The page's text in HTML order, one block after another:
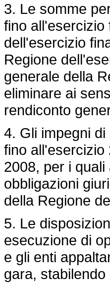
3. Le somme
fino all'esercizio
dell'esercizio
Regione
generale della
eliminare ai
rendiconto
4. Gli impegni
fino all'esercizio
2008, per i
obbligazioni
della Regione
5. Le
esecuzione di
e gli enti
gara,